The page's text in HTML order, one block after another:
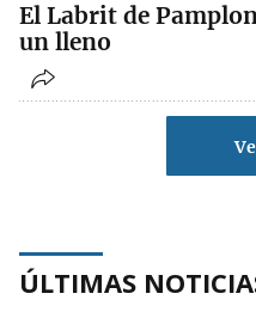
El Labrit de
un lleno
ÚLTIMAS